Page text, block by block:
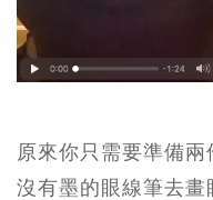
原來你只需要準備
沒有墨的眼線筆去畫